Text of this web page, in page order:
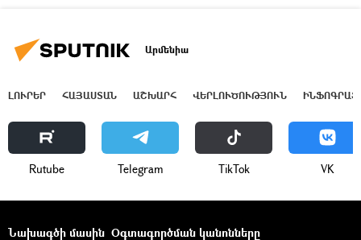
Արմենիա
ԼՈՒՐԵՐ ՀԱՅԱՍՏԱՆ ԱՇԽԱՐՀ ՎԵՐԼՈՒԾՈՒԹՅՈՒՆ
Rutube Telegram ТikТоk VK
Նախագծի մասին Օգտագործման կանոնները